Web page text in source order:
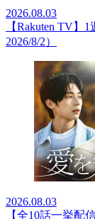
2026.08.03
【Rakuten TV】
2026/8/2）
2026.08.03
【全10話一挙配